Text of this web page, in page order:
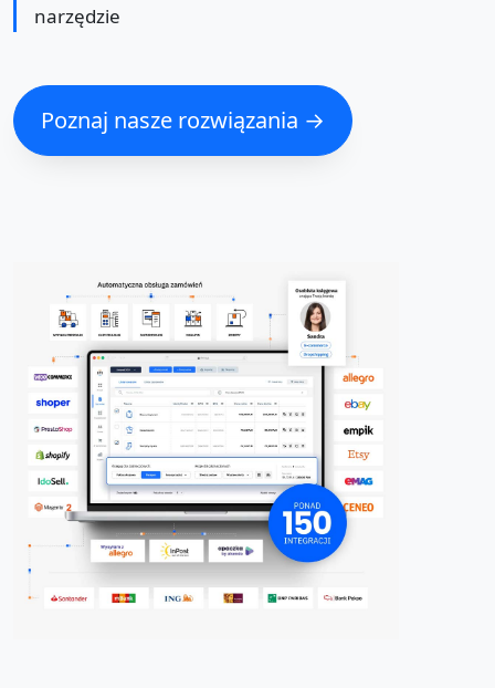
narzędzie
Poznaj nasze rozwiązania →